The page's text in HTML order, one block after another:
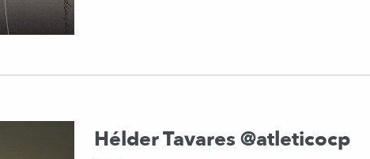
Hélder Tavares @atleticocp